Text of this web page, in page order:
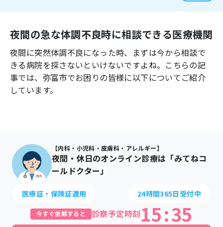
よくあるご質問
夜間の急な体調不良時に相談できる医療機関
夜間に突然体調不良になった時、まずは今から相談で
きる病院を探さないといけないですよね。こちらの記
事では、 弥富市でお困りの皆様に以下についてご紹介
しています。
【内科・小児科・皮膚科・アレルギー】
夜間・休日のオンライン診療は「みてねコ
ールドクター」
医療証・保険証適用 24時間365日受付中
今すぐ依頼すると 診察予定時刻15:35